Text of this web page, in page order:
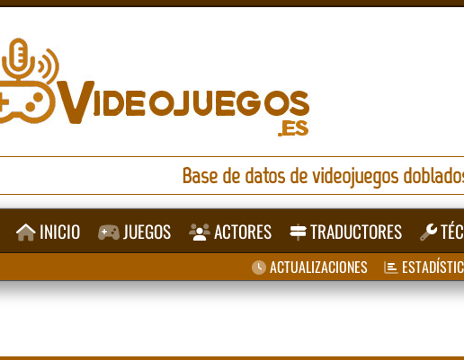
Base de datos de videojuegos
INICIO JUEGOS ACTORES TRADUCTORES
ACTUALIZACIONES